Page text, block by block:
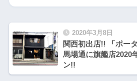
2020年3月8日
関西初出店!! 「ポー
馬場通に旗艦店2020
ン!!